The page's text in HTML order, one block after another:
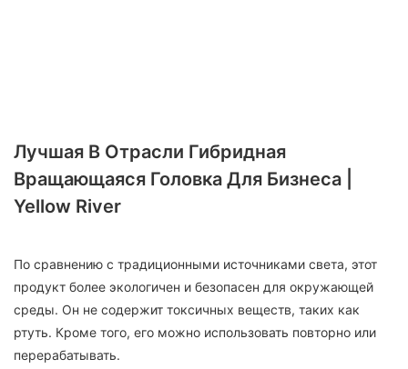
Лучшая В Отрасли Гибридная
Вращающаяся Головка Для Бизнеса |
Yellow River
По сравнению с традиционными источниками света, этот
продукт более экологичен и безопасен для окружающей
среды. Он не содержит токсичных веществ, таких как
ртуть. Кроме того, его можно использовать повторно или
перерабатывать.